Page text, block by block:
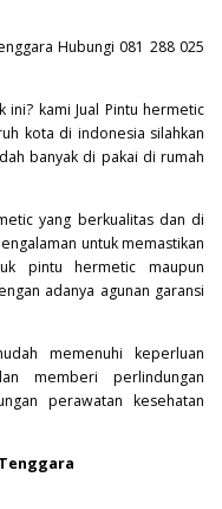
kami Jual Pintu hermetic
kota di indonesia silahkan
banyak di pakai di rumah
yang berkualitas dan di
untuk memastikan
pintu hermetic maupun
adanya agunan garansi
memenuhi keperluan
memberi perlindungan
perawatan kesehatan